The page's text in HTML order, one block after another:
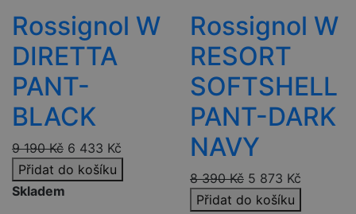
Rossignol W
DIRETTA
PANT-
BLACK
9 190Kč 6 433 Kč
Přidat do košíku
Skladem
Rossignol W
RESORT
SOFTSHELL
PANT-DARK
NAVY
8 390Kč 5 873 Kč
Přidat do košíku